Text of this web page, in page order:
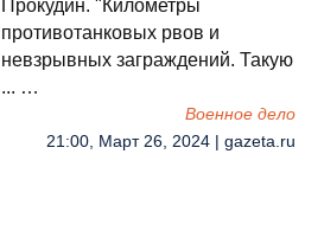
Прокудин. "Километры
противотанковых рвов и
невзрывных заграждений. Такую
... …
Военное дело
21:00, Март 26, 2024 | gazeta.ru